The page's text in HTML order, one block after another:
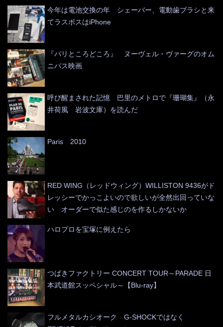
今年は電池交換の年 シェーバー、電動歯ブラシと来
てラスボスはiPhone
『パリところどころ』 ヌーヴェル・ヴァーグのオム
ニバス映画
呼び醒まされた記憶 巴里のメトロで『珊瑚集』（永
井荷風 岩波文庫）を読んだ
Paris 2010
RED WING（レッドウィング）WILLISTON 9436がド
レッシーでかっこよいので欲しいが全然出回っていな
い オーダーで似た感じのを作るしかないか
ハロプロを宝塚に例えたら
つばきファクトリー CONCERT TOUR～PARADE 日
本武道館スッペシャル～【Blu-ray】
フルメタルカシオーク G-SHOCKではなく